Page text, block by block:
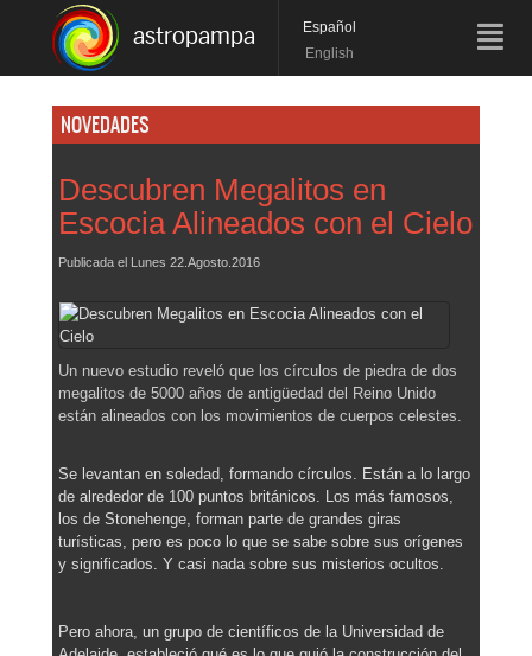
astropampa
Español
English
NOVEDADES
Descubren Megalitos en
Escocia Alineados con el Cielo
Publicada el Lunes 22.Agosto.2016
Un nuevo estudio reveló que los círculos de piedra de dos
megalitos de 5000 años de antigüedad del Reino Unido
están alineados con los movimientos de cuerpos celestes.
Se levantan en soledad, formando círculos. Están a lo largo
de alrededor de 100 puntos británicos. Los más famosos,
los de Stonehenge, forman parte de grandes giras
turísticas, pero es poco lo que se sabe sobre sus orígenes
y significados. Y casi nada sobre sus misterios ocultos.
Pero ahora, un grupo de científicos de la Universidad de